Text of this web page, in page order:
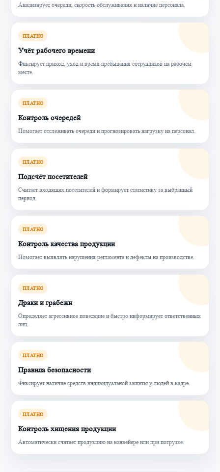
Анализирует очереди, скорость обслуживания и наличие персонала.
ПЛАТНО
Учёт рабочего времени
Фиксирует приход, уход и время пребывания сотрудников на рабочем
месте.
ПЛАТНО
Контроль очередей
Помогает отслеживать очереди и прогнозировать нагрузку на персонал.
ПЛАТНО
Подсчёт посетителей
Считает входящих посетителей и формирует статистику за выбранный
период.
ПЛАТНО
Контроль качества продукции
Помогает выявлять нарушения регламента и дефекты на производстве.
ПЛАТНО
Драки и грабежи
Определяет агрессивное поведение и быстро информирует ответственных
лиц.
ПЛАТНО
Правила безопасности
Фиксирует наличие средств индивидуальной защиты у людей в кадре.
ПЛАТНО
Контроль хищения продукции
Автоматически считает продукцию на конвейере или при погрузке.